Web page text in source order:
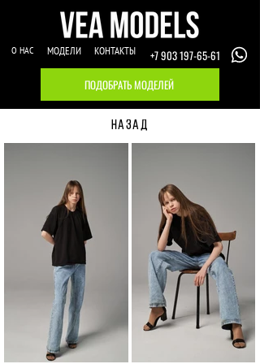
О НАС МОДЕЛИ КОНТАКТЫ
+7 903 197-65-61
ПОДОБРАТЬ МОДЕЛЕЙ
НАЗАД